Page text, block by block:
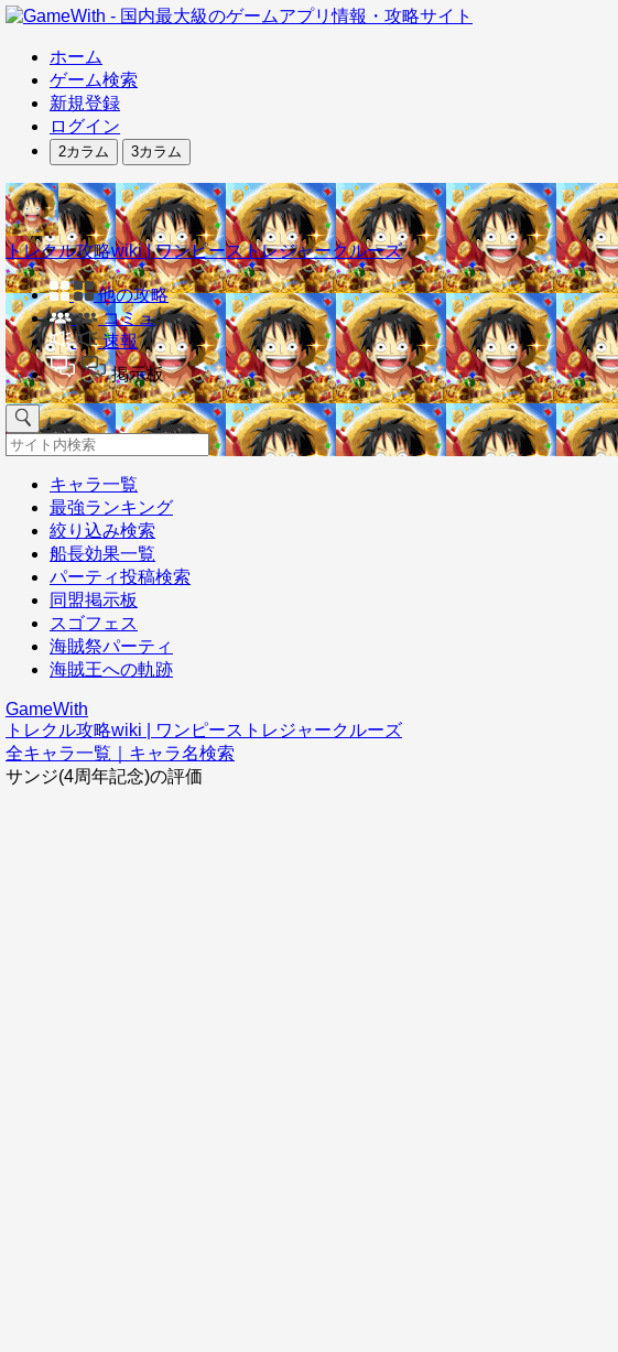
ホーム
ゲーム検索
新規登録
ログイン
2カラム 3カラム
トレクル攻略wiki | ワンピーストレジャークルーズ
他の攻略
コミュ
速報
掲示板
キャラ一覧
最強ランキング
絞り込み検索
船長効果一覧
パーティ投稿検索
同盟掲示板
スゴフェス
海賊祭パーティ
海賊王への軌跡
GameWith
トレクル攻略wiki | ワンピーストレジャークルーズ
全キャラ一覧｜キャラ名検索
サンジ(4周年記念)の評価